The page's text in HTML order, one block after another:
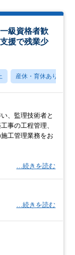
級資格者歓
援で残業少
産休・育休あり
、監理技術者と
事の工程管理、
工管理業務をお
…続きを読む
…続きを読む